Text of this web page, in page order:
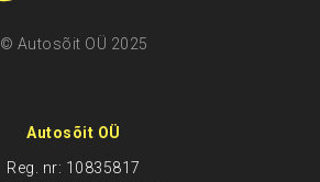
© Autosõit OÜ 2025
Autosõit OÜ
Reg. nr: 10835817